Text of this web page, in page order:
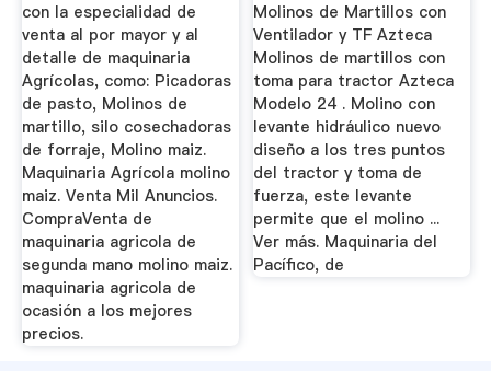
con la especialidad de
venta al por mayor y al
detalle de maquinaria
Agrícolas, como: Picadoras
de pasto, Molinos de
martillo, silo cosechadoras
de forraje, Molino maiz.
Maquinaria Agrícola molino
maiz. Venta Mil Anuncios.
CompraVenta de
maquinaria agricola de
segunda mano molino maiz.
maquinaria agricola de
ocasión a los mejores
precios.
Molinos de Martillos con
Ventilador y TF Azteca
MoIinos de martillos con
toma para tractor Azteca
Modelo 24 . Molino con
levante hidráulico nuevo
diseño a los tres puntos
del tractor y toma de
fuerza, este levante
permite que el molino ...
Ver más. Maquinaria del
Pacífico, de